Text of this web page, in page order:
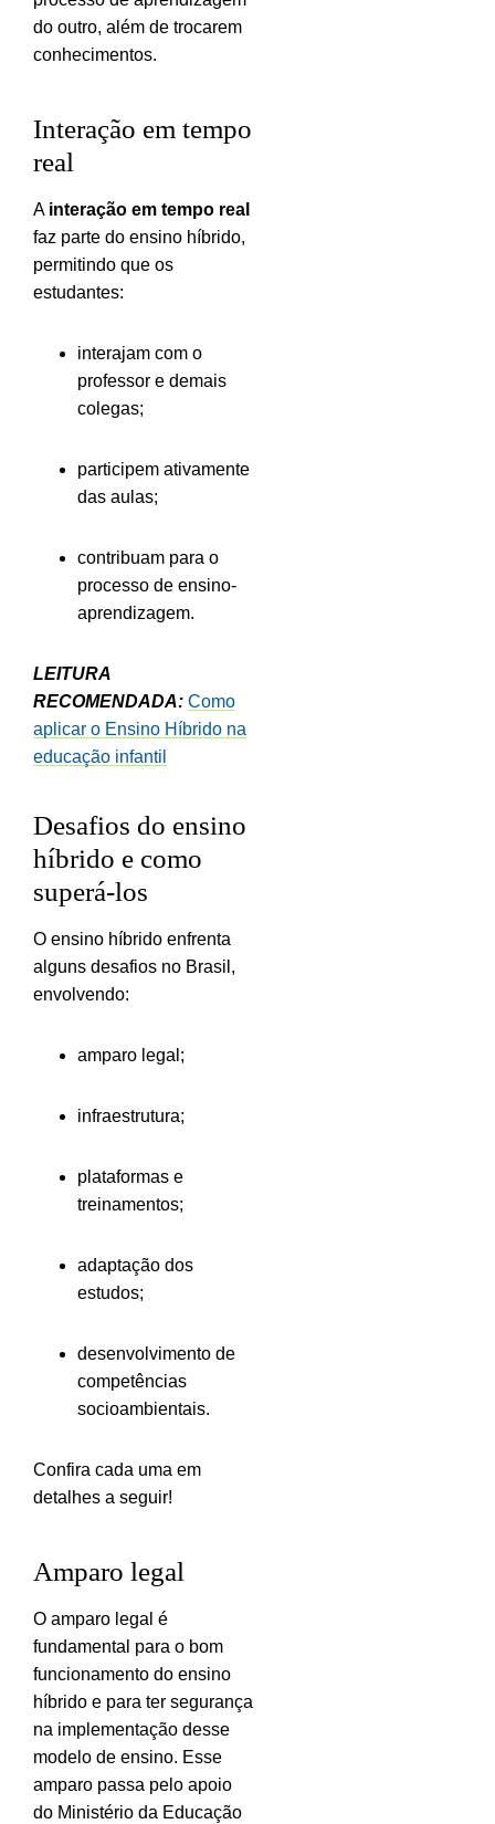
do outro, além de trocarem
conhecimentos.
Interação em tempo
real
A interação em tempo real
faz parte do ensino híbrido,
permitindo que os
estudantes:
interajam com o
professor e demais
colegas;
participem ativamente
das aulas;
contribuam para o
processo de ensino-
aprendizagem.
LEITURA
RECOMENDADA: Como
aplicar o Ensino Híbrido na
educação infantil
Desafios do ensino
híbrido e como
superá-los
O ensino híbrido enfrenta
alguns desafios no Brasil,
envolvendo:
amparo legal;
infraestrutura;
plataformas e
treinamentos;
adaptação dos
estudos;
desenvolvimento de
competências
socioambientais.
Confira cada uma em
detalhes a seguir!
Amparo legal
O amparo legal é
fundamental para o bom
funcionamento do ensino
híbrido e para ter segurança
na implementação desse
modelo de ensino. Esse
amparo passa pelo apoio
do Ministério da Educação